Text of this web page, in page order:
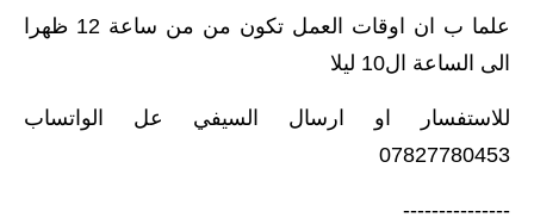
المرحلة المتوسطة
علما ب ان اوقات العمل تكون من من ساعة 12 ظهرا
الى الساعة ال10 ليلا
للاستفسار او ارسال السيفي عل الواتساب
07827780453
---------------